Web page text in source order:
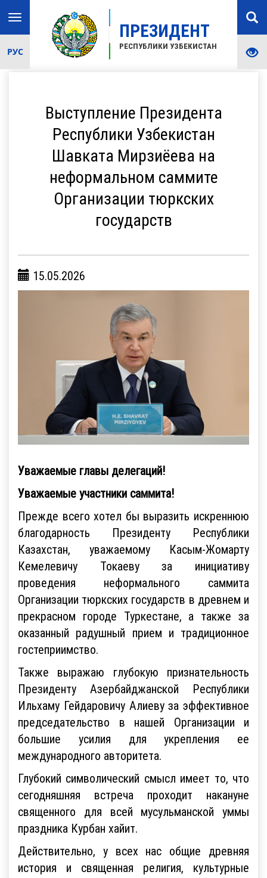
ПРЕЗИДЕНТ
РЕСПУБЛИКИ УЗБЕКИСТАН
Toggle
navigation
РУС
Выступление Президента
Республики Узбекистан
Шавката Мирзиёева на
неформальном саммите
Организации тюркских
государств
15.05.2026
Уважаемые главы делегаций!
Уважаемые участники саммита!
Прежде всего хотел бы выразить искреннюю
благодарность Президенту Республики
Казахстан, уважаемому Касым-Жомарту
Кемелевичу Токаеву за инициативу
проведения неформального саммита
Организации тюркских государств в древнем и
прекрасном городе Туркестане, а также за
оказанный радушный прием и традиционное
гостеприимство.
Также выражаю глубокую признательность
Президенту Азербайджанской Республики
Ильхаму Гейдаровичу Алиеву за эффективное
председательство в нашей Организации и
большие усилия для укрепления ее
международного авторитета.
Глубокий символический смысл имеет то, что
сегодняшняя встреча проходит накануне
священного для всей мусульманской уммы
праздника Курбан хайит.
Действительно, у всех нас общие древняя
история и священная религия, культурные